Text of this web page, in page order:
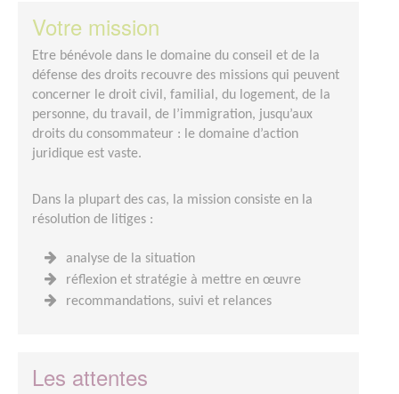
Votre mission
Etre bénévole dans le domaine du conseil et de la
défense des droits recouvre des missions qui peuvent
concerner le droit civil, familial, du logement, de la
personne, du travail, de l’immigration, jusqu’aux
droits du consommateur : le domaine d’action
juridique est vaste.
Dans la plupart des cas, la mission consiste en la
résolution de litiges :
analyse de la situation
réflexion et stratégie à mettre en œuvre
recommandations, suivi et relances
Les attentes